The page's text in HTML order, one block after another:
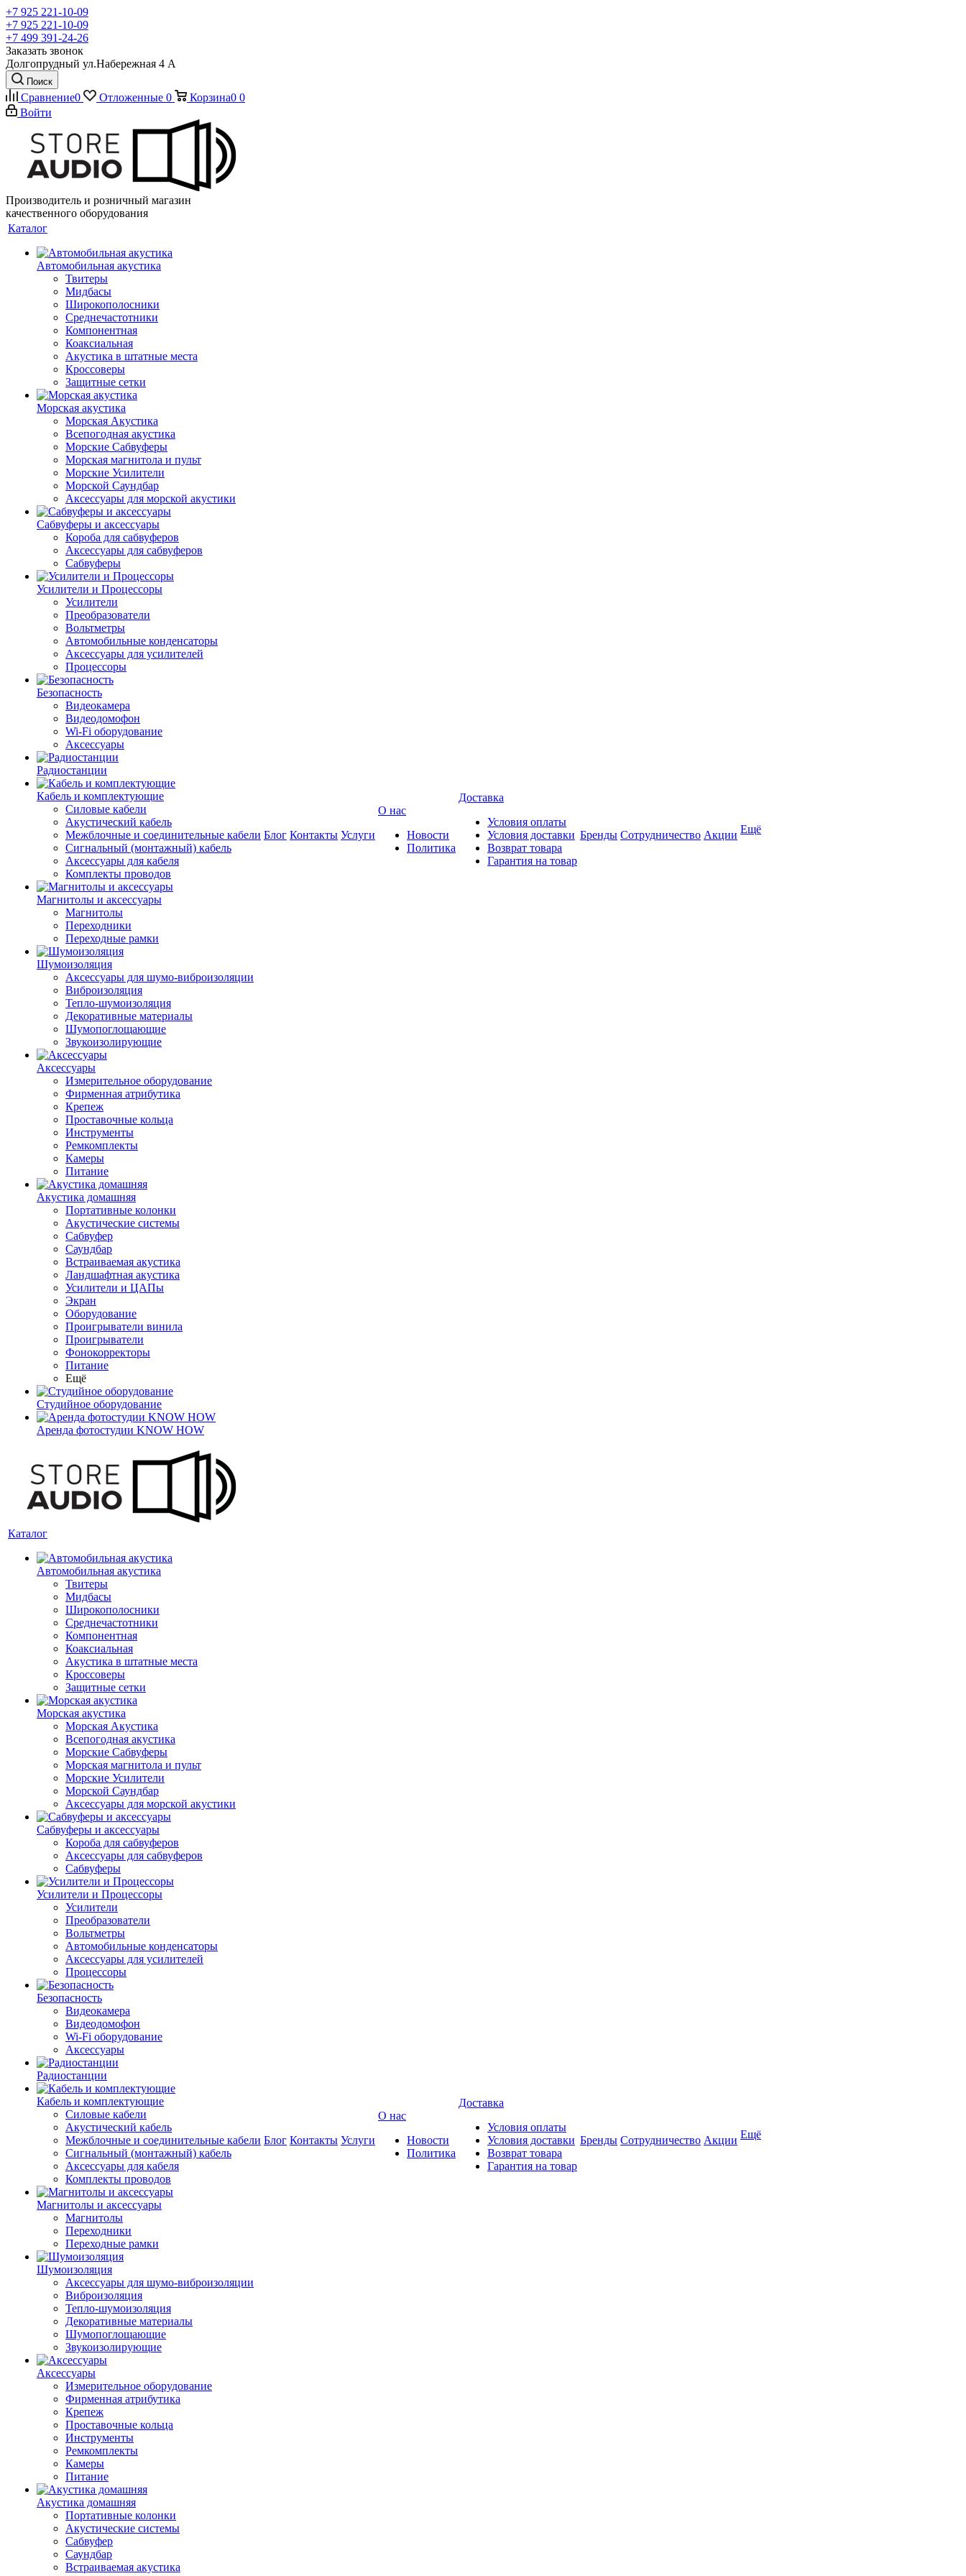
+7 925 221-10-09
+7 925 221-10-09
+7 499 391-24-26
Заказать звонок
Долгопрудный ул.Набережная 4 А
Поиск
Сравнение0 Отложенные 0 Корзина0 0
Войти
Производитель и розничный магазин
качественного оборудования
Каталог
Автомобильная акустика
Твитеры
Мидбасы
Широкополосники
Среднечастотники
Компонентная
Коаксиальная
Акустика в штатные места
Кроссоверы
Защитные сетки
Морская акустика
Морская Акустика
Всепогодная акустика
Морские Сабвуферы
Морская магнитола и пульт
Морские Усилители
Морской Cаундбар
Аксессуары для морской акустики
Сабвуферы и аксессуары
Короба для сабвуферов
Аксессуары для сабвуферов
Сабвуферы
Усилители и Процессоры
Усилители
Преобразователи
Вольтметры
Автомобильные конденсаторы
Аксессуары для усилителей
Процессоры
Безопасность
Видеокамера
Видеодомофон
Wi-Fi оборудование
Аксессуары
Радиостанции
Кабель и комплектующие
Силовые кабели
Акустический кабель
Межблочные и соединительные кабели
Сигнальный (монтажный) кабель
Аксессуары для кабеля
Комплекты проводов
Магнитолы и аксессуары
Магнитолы
Переходники
Переходные рамки
Шумоизоляция
Аксессуары для шумо-виброизоляции
Виброизоляция
Тепло-шумоизоляция
Декоративные материалы
Шумопоглощающие
Звукоизолирующие
Аксессуары
Измерительное оборудование
Фирменная атрибутика
Крепеж
Проставочные кольца
Инструменты
Ремкомплекты
Камеры
Питание
Акустика домашняя
Портативные колонки
Акустические системы
Сабвуфер
Саундбар
Встраиваемая акустика
Ландшафтная акустика
Усилители и ЦАПы
Экран
Оборудование
Проигрыватели винила
Проигрыватели
Фонокорректоры
Питание
Ещё
Студийное оборудование
Аренда фотостудии KNOW HOW
Блог Контакты Услуги
О нас
Новости
Политика
Доставка
Условия оплаты
Условия доставки
Возврат товара
Гарантия на товар
Бренды Сотрудничество Акции Ещё
Каталог
Автомобильная акустика
Твитеры
Мидбасы
Широкополосники
Среднечастотники
Компонентная
Коаксиальная
Акустика в штатные места
Кроссоверы
Защитные сетки
Морская акустика
Морская Акустика
Всепогодная акустика
Морские Сабвуферы
Морская магнитола и пульт
Морские Усилители
Морской Cаундбар
Аксессуары для морской акустики
Сабвуферы и аксессуары
Короба для сабвуферов
Аксессуары для сабвуферов
Сабвуферы
Усилители и Процессоры
Усилители
Преобразователи
Вольтметры
Автомобильные конденсаторы
Аксессуары для усилителей
Процессоры
Безопасность
Видеокамера
Видеодомофон
Wi-Fi оборудование
Аксессуары
Радиостанции
Кабель и комплектующие
Силовые кабели
Акустический кабель
Межблочные и соединительные кабели
Сигнальный (монтажный) кабель
Аксессуары для кабеля
Комплекты проводов
Магнитолы и аксессуары
Магнитолы
Переходники
Переходные рамки
Шумоизоляция
Аксессуары для шумо-виброизоляции
Виброизоляция
Тепло-шумоизоляция
Декоративные материалы
Шумопоглощающие
Звукоизолирующие
Аксессуары
Измерительное оборудование
Фирменная атрибутика
Крепеж
Проставочные кольца
Инструменты
Ремкомплекты
Камеры
Питание
Акустика домашняя
Портативные колонки
Акустические системы
Сабвуфер
Саундбар
Встраиваемая акустика
Блог Контакты Услуги
О нас
Новости
Политика
Доставка
Условия оплаты
Условия доставки
Возврат товара
Гарантия на товар
Бренды Сотрудничество Акции Ещё